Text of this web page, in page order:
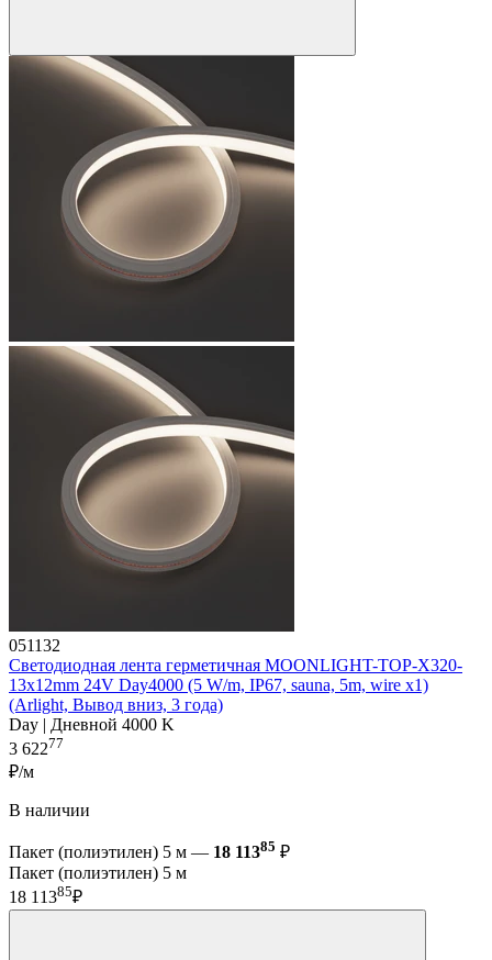
051132
Светодиодная лента герметичная MOONLIGHT-TOP-X320-
13x12mm 24V Day4000 (5 W/m, IP67, sauna, 5m, wire x1)
(Arlight, Вывод вниз, 3 года)
Day | Дневной 4000 K
3 62277
₽/м
В наличии
Пакет (полиэтилен) 5 м — 18 11385 ₽
Пакет (полиэтилен) 5 м
18 11385₽